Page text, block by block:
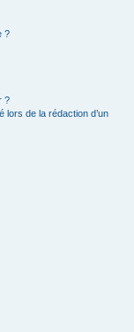
?
?
lors de la rédaction d’un